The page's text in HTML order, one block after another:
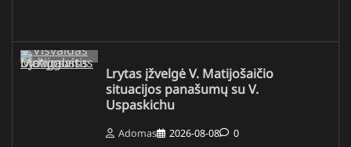
Lrytas įžvelgė V. Matijošaičio
situacijos panašumų su V.
Uspaskichu
Adomas 2026-08-08 0